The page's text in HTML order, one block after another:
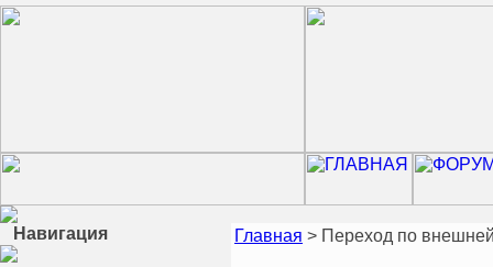
Навигация Главная > Переход по